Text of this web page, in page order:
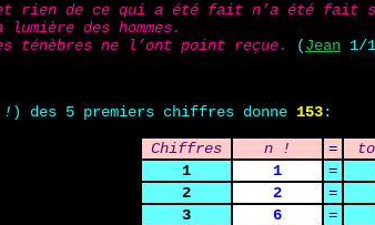
rien de ce qui a été fait n’a été fait
des hommes.
ténèbres ne l’ont point reçue. (Jean 1/
! ) des 5 premiers chiffres donne 153:
Chiffres n ! =
1
1 =
2
2 =
3
6 =